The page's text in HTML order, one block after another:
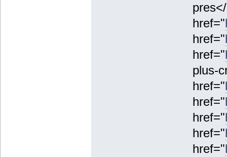
href="
href="
href="
plus-
href="
href="
href="
href="
href="